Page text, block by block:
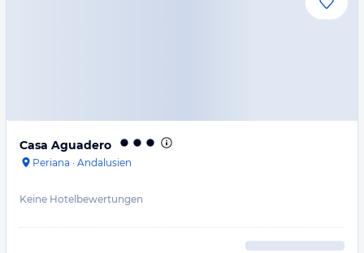
Casa Aguadero
Periana · Andalusien
Keine Hotelbewertungen